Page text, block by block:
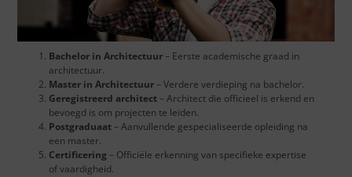
Bachelor in Architectuur– Eerste academische graad in
architectuur.
Master in Architectuur– Verdere verdieping na bachelor.
Geregistreerd architect– Architect die officieel is erkend en
bevoegd is om projecten te leiden.
Postgraduaat– Aanvullende gespecialiseerde opleiding na
een master.
Certificering– Officiële erkenning van specifieke expertise
of vaardigheid.